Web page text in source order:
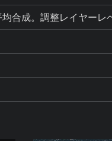
合成。調整レイヤー